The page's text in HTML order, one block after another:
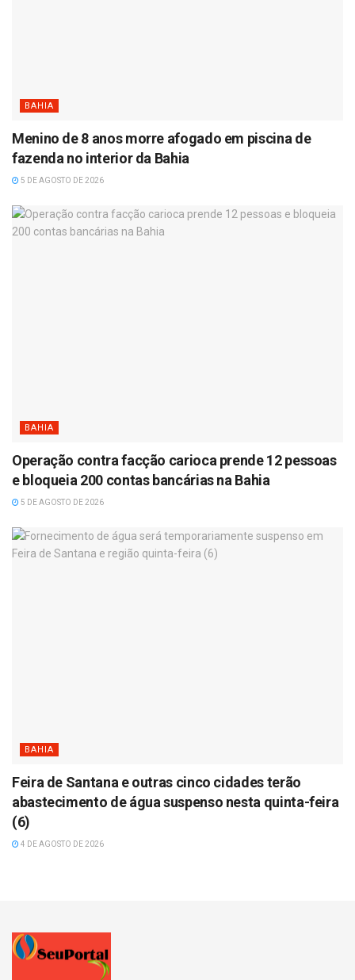
BAHIA
Menino de 8 anos morre afogado em piscina de
fazenda no interior da Bahia
5 DE AGOSTO DE 2026
BAHIA
Operação contra facção carioca prende 12 pessoas
e bloqueia 200 contas bancárias na Bahia
5 DE AGOSTO DE 2026
BAHIA
Feira de Santana e outras cinco cidades terão
abastecimento de água suspenso nesta quinta-feira
(6)
4 DE AGOSTO DE 2026